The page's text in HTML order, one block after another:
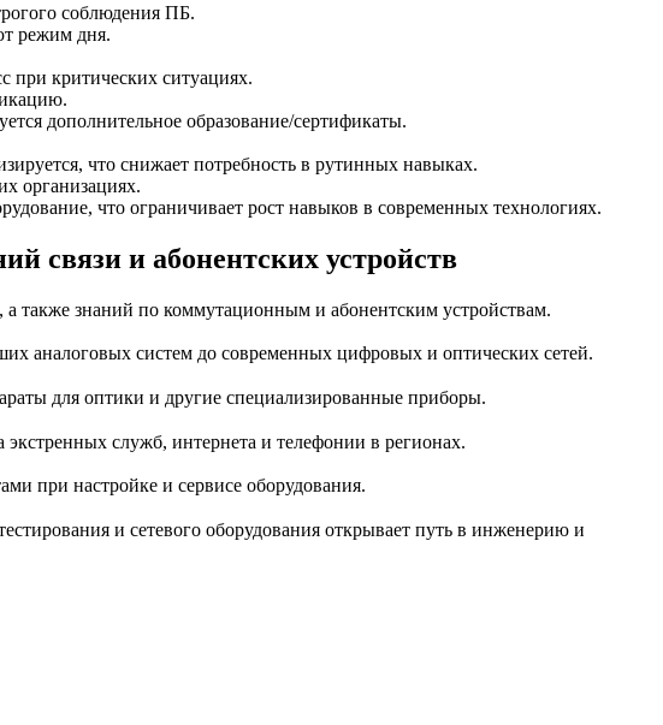
соблюдения ПБ.
режим дня.
при критических ситуациях.
дополнительное образование/сертификаты.
что снижает потребность в рутинных навыках.
организациях.
что ограничивает рост навыков в современных технологиях.
связи и абонентских устройств
также знаний по коммутационным и абонентским устройствам.
аналоговых систем до современных цифровых и оптических сетей.
для оптики и другие специализированные приборы.
служб, интернета и телефонии в регионах.
при настройке и сервисе оборудования.
и сетевого оборудования открывает путь в инженерию и